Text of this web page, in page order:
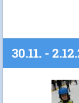
30.11. -